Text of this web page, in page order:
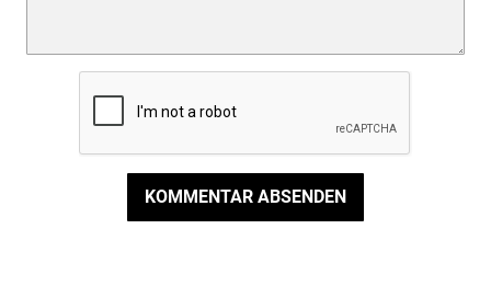
KOMMENTAR ABSENDEN